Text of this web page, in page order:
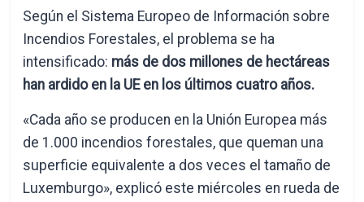
Según el Sistema Europeo de Información sobre
Incendios Forestales, el problema se ha
intensificado: más de dos millones de hectáreas
han ardido en la UE en los últimos cuatro años.
«Cada año se producen en la Unión Europea más
de 1.000 incendios forestales, que queman una
superficie equivalente a dos veces el tamaño de
Luxemburgo», explicó este miércoles en rueda de